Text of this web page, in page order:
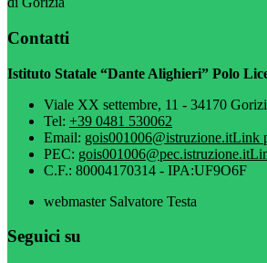
Contatti
Istituto Statale “Dante Alighieri” Polo
Viale XX settembre, 11 - 34170
Tel: +39 0481 530062
Email: gois001006@istruzione.itLink
PEC: gois001006@pec.istruzione.it
C.F.: 80004170314 - IPA:UF9O6F
webmaster Salvatore Testa
Seguici su